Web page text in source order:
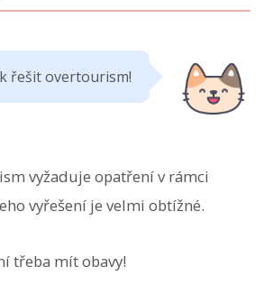
řešit overtourism!
vyžaduje opatření v rámci
vyřešení je velmi obtížné.
třeba mít obavy!